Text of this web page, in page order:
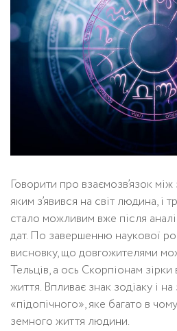
Говорити про взаємозв’язок між
яким з’явився на світ людина, і
стало можливим вже після
дат. По завершенню наукової
висновку, що довгожителями
Тельців, а ось Скорпіонам
життя. Впливає знак зодіаку і на
«підопічного», яке багато в
земного життя людини.